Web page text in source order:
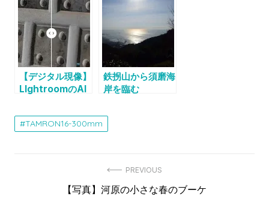
【デジタル現像】
LIghtroomのAI
使ってみた
(2023/04 夜の
鉄拐山から須磨海
岸を臨む
TAMRON16-300mm
PREVIOUS
Previous
【写真】河原の小さな春のブーケ